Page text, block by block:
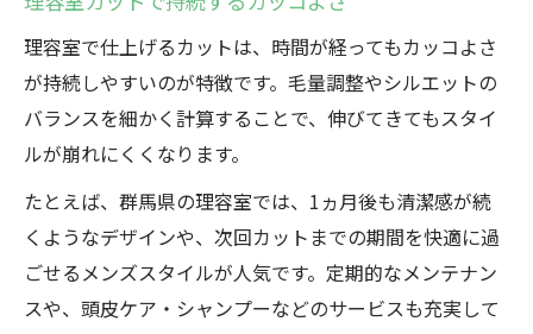
理容室で仕上げるカットは、時間が経ってもカッコよさ
が持続しやすいのが特徴です。毛量調整やシルエットの
バランスを細かく計算することで、伸びてきてもスタイ
ルが崩れにくくなります。
たとえば、群馬県の理容室では、1ヵ月後も清潔感が続
くようなデザインや、次回カットまでの期間を快適に過
ごせるメンズスタイルが人気です。定期的なメンテナン
スや、頭皮ケア・シャンプーなどのサービスも充実して